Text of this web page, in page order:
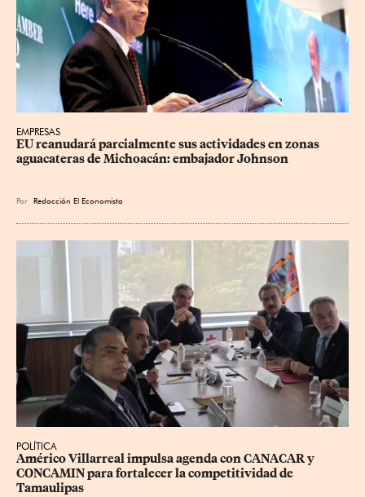
EMPRESAS
EU reanudará parcialmente sus actividades en zonas
aguacateras de Michoacán: embajador Johnson
Por Redacción El Economista
POLÍTICA
Américo Villarreal impulsa agenda con CANACAR y
CONCAMIN para fortalecer la competitividad de
Tamaulipas